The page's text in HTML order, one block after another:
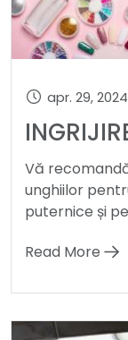
apr. 29, 2024
Vă
unghiilor
puternice și
Read More